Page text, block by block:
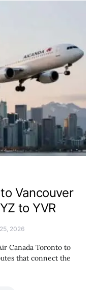
Vancouver
to YVR
2026
Canada Toronto to
that connect the